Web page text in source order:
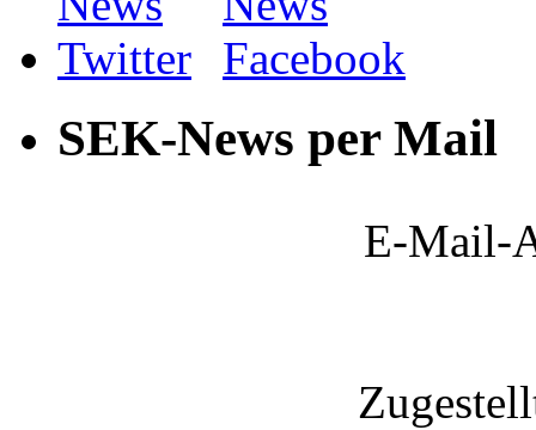
SEK-News per Mail
E-Mail-